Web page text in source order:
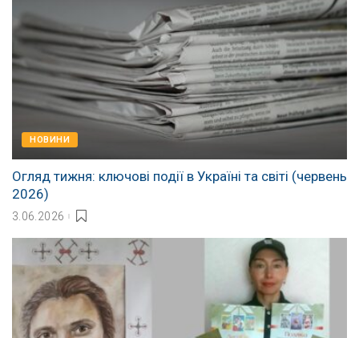
НОВИНИ
Огляд тижня: ключові події в Україні та світі (червень
2026)
3.06.2026